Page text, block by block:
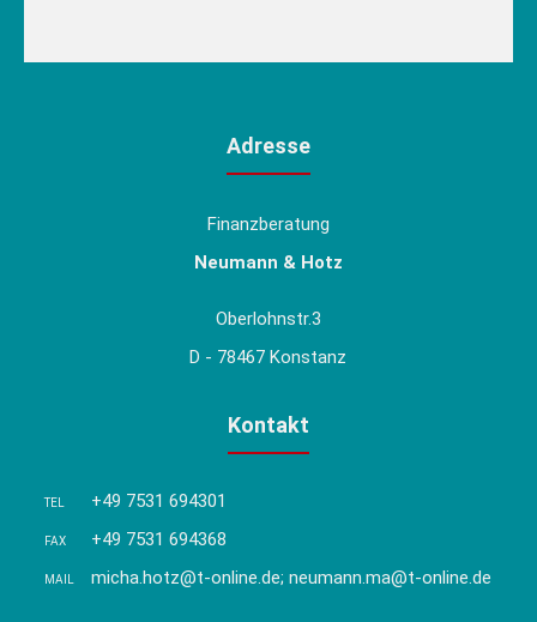
Adresse
Finanzberatung
Neumann & Hotz
Oberlohnstr.3
D - 78467 Konstanz
Kontakt
TEL +49 7531 694301
FAX +49 7531 694368
MAIL micha.hotz@t-online.de; neumann.ma@t-online.de